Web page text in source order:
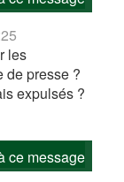
les
de presse ?
expulsés ?
ce message